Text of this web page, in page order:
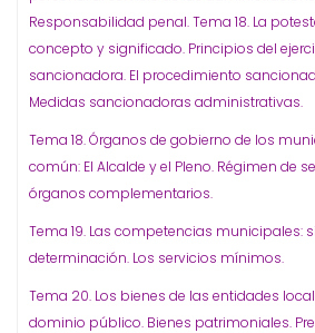
Responsabilidad penal. Tema 18. La
concepto y significado. Principios del
sancionadora. El procedimiento
Medidas sancionadoras administrativas.
Tema 18. Órganos de gobierno de los
común: El Alcalde y el Pleno. Régimen de
órganos complementarios.
Tema 19. Las competencias municipales:
determinación. Los servicios mínimos.
Tema 20. Los bienes de las entidades
dominio público. Bienes patrimoniales.